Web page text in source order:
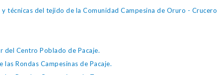
técnicas del tejido de la Comunidad Campesina de Oruro - Crucero
del Centro Poblado de Pacaje.
Rondas Campesinas de Pacaje.